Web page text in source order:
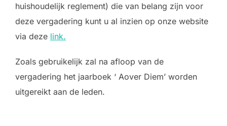
huishoudelijk reglement) die van belang zijn voor
deze vergadering kunt u al inzien op onze website
via deze link.
Zoals gebruikelijk zal na afloop van de
vergadering het jaarboek ‘ Aover Diem’ worden
uitgereikt aan de leden.